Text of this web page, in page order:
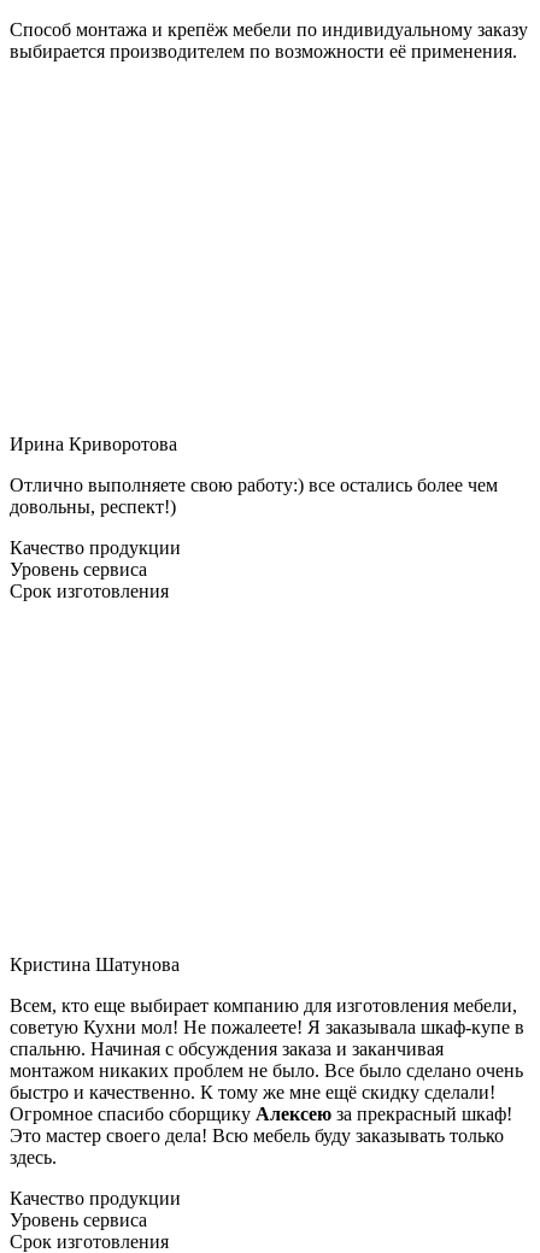
Способ монтажа и крепёж мебели по индивидуальному заказу
выбирается производителем по возможности её применения.
Ирина Криворотова
Отлично выполняете свою работу:) все остались более чем
довольны, респект!)
Качество продукции
Уровень сервиса
Срок изготовления
Кристина Шатунова
Всем, кто еще выбирает компанию для изготовления мебели,
советую Кухни мол! Не пожалеете! Я заказывала шкаф-купе в
спальню. Начиная с обсуждения заказа и заканчивая
монтажом никаких проблем не было. Все было сделано очень
быстро и качественно. К тому же мне ещё скидку сделали!
Огромное спасибо сборщику Алексею за прекрасный шкаф!
Это мастер своего дела! Всю мебель буду заказывать только
здесь.
Качество продукции
Уровень сервиса
Срок изготовления